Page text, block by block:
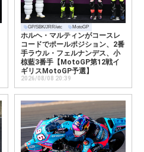
GP/SBK/JRR/etc MotoGP
ホルヘ・マルティンがコースレ
コードでポールポジション、2番
手ラウル・フェルナンデス、小
椋藍3番手【MotoGP第12戦イ
ギリスMotoGP予選】
2026/08/08 20:39